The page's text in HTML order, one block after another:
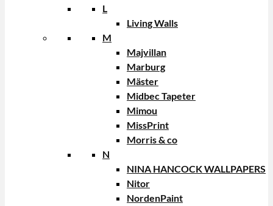
L
Living Walls
M
Majvillan
Marburg
Mäster
Midbec Tapeter
Mimou
MissPrint
Morris & co
N
NINA HANCOCK WALLPAPERS
Nitor
NordenPaint